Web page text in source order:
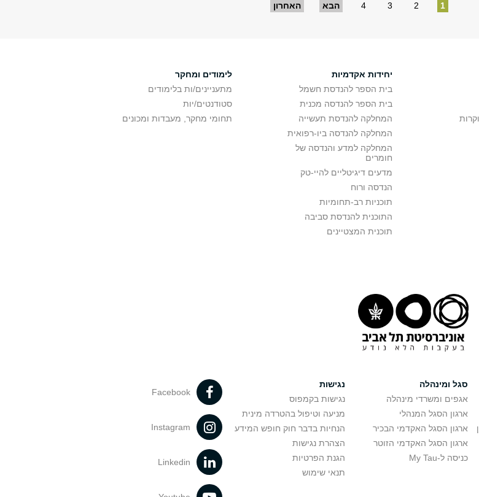
1
2
3
4 הבא האחרון
יחידות אקדמיות
בית הספר להנדסת חשמל
בית הספר להנדסה מכנית
המחלקה להנדסת תעשייה
המחלקה להנדסה ביו-רפואית
המחלקה למדע והנדסה של
חומרים
מדעים דיגיטליים להיי-טק
הנדסה ורוח
תוכניות רב-תחומיות
התוכנית להנדסת סביבה
תוכנית המצטיינים
לימודים ומחקר
מתעניינים/ות בלימודים
סטודנטים/יות
תחומי מחקר, מעבדות ומכונים
סגל ומינהלה
אגפים ומשרדי מינהלה
ארגון הסגל המנהלי
ארגון הסגל האקדמי הבכיר
ארגון הסגל האקדמי הזוטר
כניסה ל-My Tau
נגישות
נגישות בקמפוס
מניעה וטיפול בהטרדה מינית
הנחיות בדבר חוק חופש המידע
הצהרת נגישות
הגנת הפרטיות
תנאי שימוש
Facebook
Instagram
Linkedin